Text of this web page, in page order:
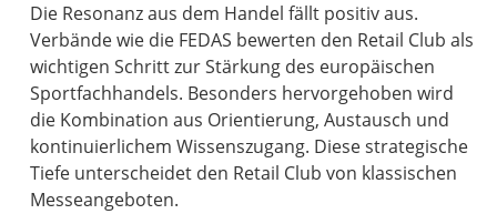
Die Resonanz aus dem Handel fällt positiv aus.
Verbände wie die FEDAS bewerten den Retail Club als
wichtigen Schritt zur Stärkung des europäischen
Sportfachhandels. Besonders hervorgehoben wird
die Kombination aus Orientierung, Austausch und
kontinuierlichem Wissenszugang. Diese strategische
Tiefe unterscheidet den Retail Club von klassischen
Messeangeboten.